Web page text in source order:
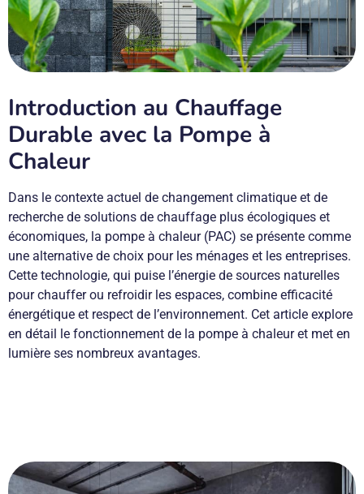
Introduction au Chauffage
Durable avec la Pompe à
Chaleur
Dans le contexte actuel de changement climatique et de
recherche de solutions de chauffage plus écologiques et
économiques, la pompe à chaleur (PAC) se présente comme
une alternative de choix pour les ménages et les entreprises.
Cette technologie, qui puise l’énergie de sources naturelles
pour chauffer ou refroidir les espaces, combine efficacité
énergétique et respect de l’environnement. Cet article explore
en détail le fonctionnement de la pompe à chaleur et met en
lumière ses nombreux avantages.